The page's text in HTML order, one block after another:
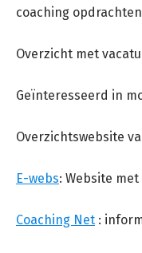
coaching
Overzicht met
Geïnteresseerd in
Overzichtswebsite
E-webs: Website
Coaching Net :